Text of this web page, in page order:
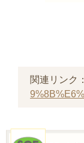
関連リンク：